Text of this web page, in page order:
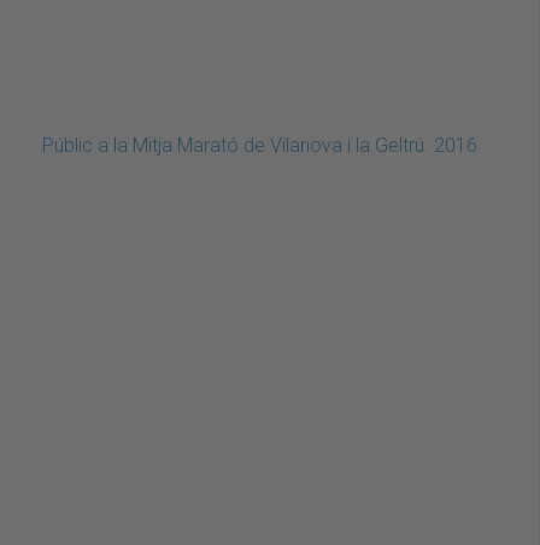
Públic a la Mitja Marató de Vilanova i la Geltrú. 2016